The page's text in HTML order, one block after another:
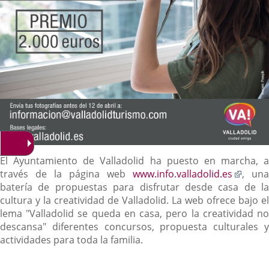
Descripción
El Ayuntamiento de Valladolid ha puesto en marcha, a
través de la página web www.info.valladolid.es
a
una
, una
batería de propuestas para disfrutar desde casa de la
cultura y la creatividad de Valladolid. La web ofrece bajo el
lema "Valladolid se queda en casa, pero la creatividad no
descansa" diferentes concursos, propuesta culturales y
actividades para toda la familia.